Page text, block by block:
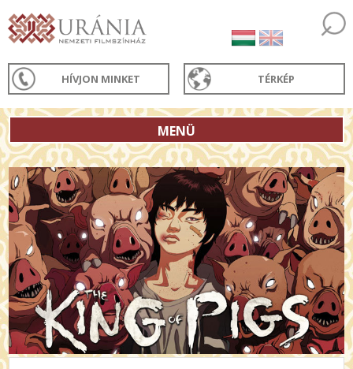
HÍVJON MINKET TÉRKÉP
MENÜ